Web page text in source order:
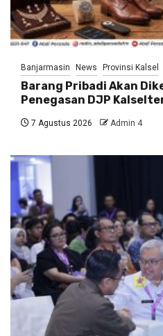
Banjarmasin News Provinsi Kalsel
Barang Pribadi Akan
Penegasan DJP
7 Agustus 2026 Admin 4